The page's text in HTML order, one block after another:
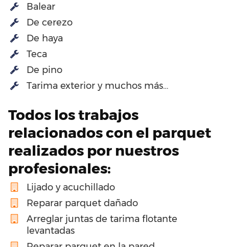
Balear
De cerezo
De haya
Teca
De pino
Tarima exterior y muchos más…
Todos los trabajos
relacionados con el parquet
realizados por nuestros
profesionales:
Lijado y acuchillado
Reparar parquet dañado
Arreglar juntas de tarima flotante
levantadas